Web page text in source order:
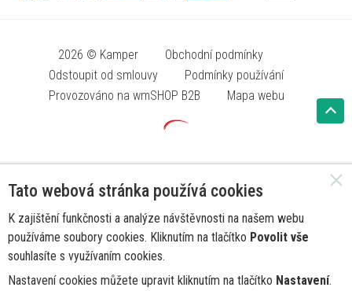
2026 © Kamper
Obchodní podmínky
Odstoupit od smlouvy
Podmínky používání
Provozováno na wmSHOP B2B
Mapa webu
Tato webová stránka používá cookies
K zajištění funkčnosti a analýze návštěvnosti na našem webu
používáme soubory cookies. Kliknutím na tlačítko Povolit vše
souhlasíte s využívaním cookies.
Nastavení cookies můžete upravit kliknutím na tlačítko Nastavení.